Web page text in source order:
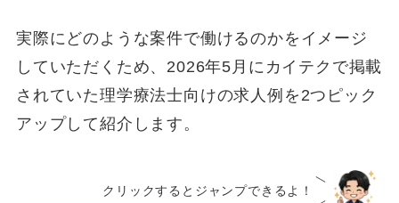
実際にどのような案件で働けるのかをイメージ
していただくため、2026年5月にカイテクで掲載
されていた理学療法士向けの求人例を2つピック
アップして紹介します。
クリックするとジャンプできるよ！